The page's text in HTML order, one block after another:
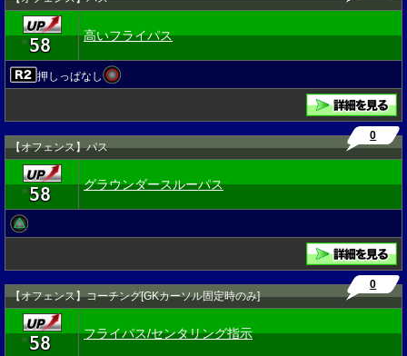
★58 高いフライパス
押しっぱなし
【オフェンス】パス
0
★58 グラウンダースルーパス
【オフェンス】コーチング[GKカーソル固定時のみ]
0
★58 フライパス/センタリング指示